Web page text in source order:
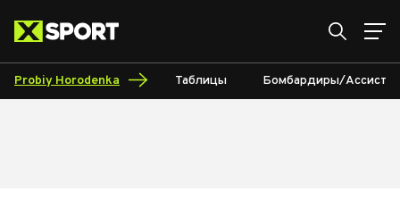
Probiy Horodenka Таблицы Бомбардиры/Ассисты